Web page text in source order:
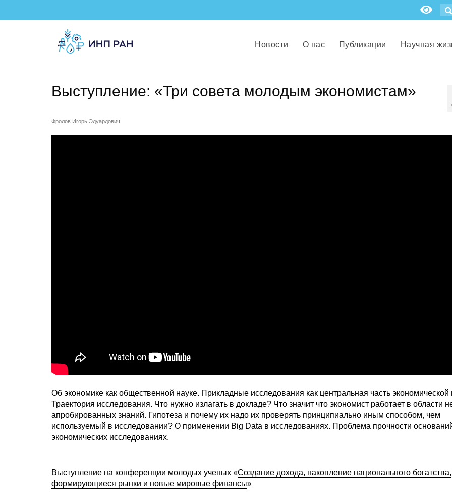
Новости О нас Публикации Научная
Выступление: «Три совета молодым экономистам»
Фролов Игорь Эдуардович
Об экономике как общественной науке. Прикладные исследования как центральная часть экономической
Траектория исследования. Что нужно излагать в докладе? Что значит что экономист работает в области
апробированных знаний. Гипотеза и почему их надо их проверять принципиально иным способом, чем
используемый в исследовании? О применении Big Data в исследованиях. Проблема прочности
экономических исследованиях.
Выступление на конференции молодых ученых «Создание дохода, накопление национального богатства,
формирующиеся рынки и новые мировые финансы»